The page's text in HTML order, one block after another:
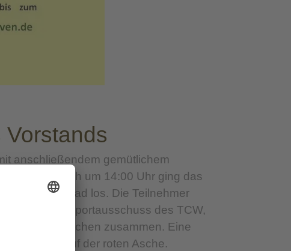
anschließendem gemütlichem
und pünktlich um 14:00 Uhr ging das
dreißig Grad los. Die Teilnehmer
Der Sportausschuss des TCW,
und ausgeglichen zusammen. Eine
Wettstreit auf der roten Asche.